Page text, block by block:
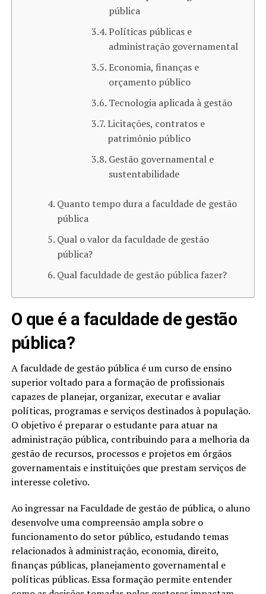
pública
Políticas públicas e
administração governamental
Economia, finanças e
orçamento público
Tecnologia aplicada à gestão
Licitações, contratos e
patrimônio público
Gestão governamental e
sustentabilidade
Quanto tempo dura a faculdade de gestão
pública
Qual o valor da faculdade de gestão
pública?
Qual faculdade de gestão pública fazer?
O que é a faculdade de gestão
pública?
A faculdade de gestão pública é um curso de ensino
superior voltado para a formação de profissionais
capazes de planejar, organizar, executar e avaliar
políticas, programas e serviços destinados à população.
O objetivo é preparar o estudante para atuar na
administração pública, contribuindo para a melhoria da
gestão de recursos, processos e projetos em órgãos
governamentais e instituições que prestam serviços de
interesse coletivo.
Ao ingressar na Faculdade de gestão de pública, o aluno
desenvolve uma compreensão ampla sobre o
funcionamento do setor público, estudando temas
relacionados à administração, economia, direito,
finanças públicas, planejamento governamental e
políticas públicas. Essa formação permite entender